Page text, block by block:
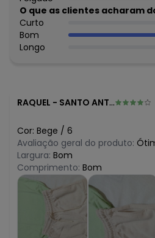
agosto/2026
julho/2026
junho/2026
maio/2026
O que as clientes acharam
Curto
Bom
Longo
RAQUEL - SANTO ANTONIO DE PADUA - RJ
Cor: Bege / 6
Avaliação geral do produto:
Largura: Bom
Comprimento: Bom